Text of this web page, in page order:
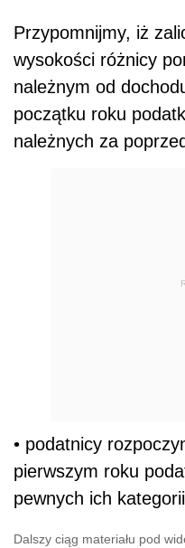
Przypomnijmy, iż
wysokości różnicy
należnym od
początku roku
należnych za
• podatnicy
pierwszym roku
pewnych ich
Dalszy ciąg materiału pod